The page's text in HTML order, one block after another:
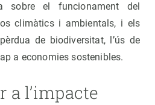
sobre el funcionament del
climàtics i ambientals, i els
de biodiversitat, l’ús de
a economies sostenibles.
a l’impacte